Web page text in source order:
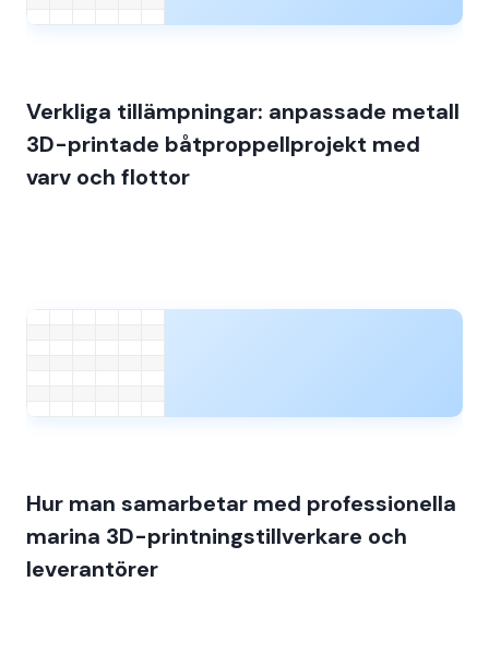
Verkliga tillämpningar: anpassade metall
3D-printade båtproppellprojekt med
varv och flottor
Hur man samarbetar med professionella
marina 3D-printningstillverkare och
leverantörer